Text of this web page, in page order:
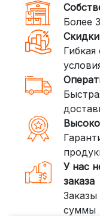
DPD:
внутри
3. Доставка
(ПЭК, КИТ,
Если ваш
тяжелые
грузов:
ПЭК:
Более
У нас
заказа
суммы